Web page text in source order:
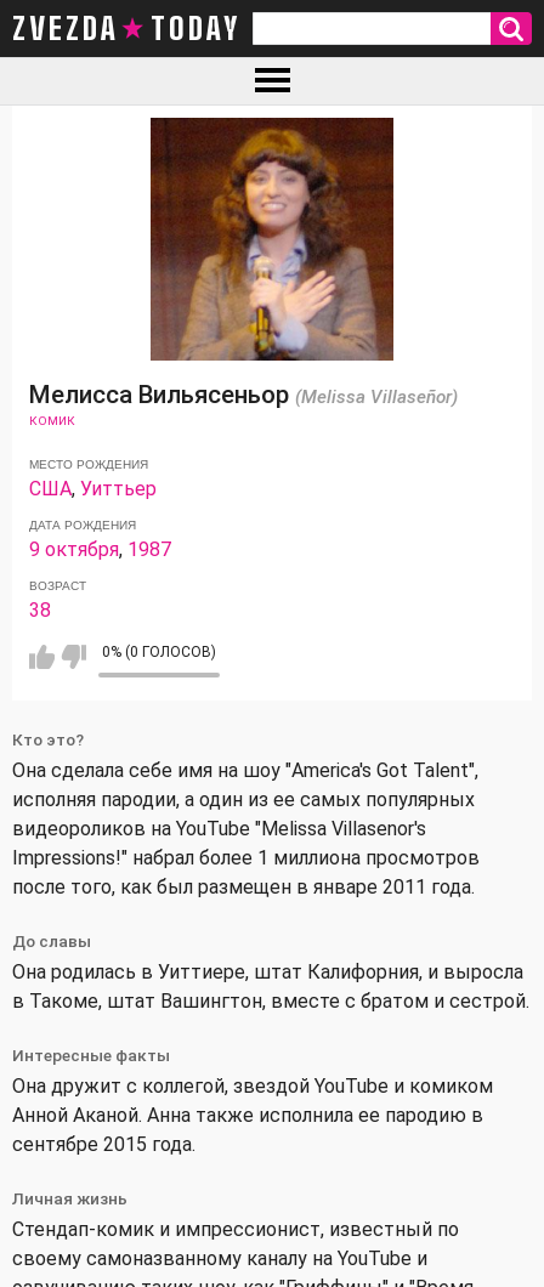
ZVEZDA TODAY
Мелисса Вильясеньор (Melissa Villaseñor)
КОМИК
МЕСТО РОЖДЕНИЯ
США,Уиттьер
ДАТА РОЖДЕНИЯ
9 октября, 1987
ВОЗРАСТ
38
0% (0 ГОЛОСОВ)
Кто это?
Она сделала себе имя на шоу "America's Got Talent",
исполняя пародии, а один из ее самых популярных
видеороликов на YouTube "Melissa Villasenor's
Impressions!" набрал более 1 миллиона просмотров
после того, как был размещен в январе 2011 года.
До славы
Она родилась в Уиттиере, штат Калифорния, и выросла
в Такоме, штат Вашингтон, вместе с братом и сестрой.
Интересные факты
Она дружит с коллегой, звездой YouTube и комиком
Анной Аканой. Анна также исполнила ее пародию в
сентябре 2015 года.
Личная жизнь
Стендап-комик и импрессионист, известный по
своему самоназванному каналу на YouTube и